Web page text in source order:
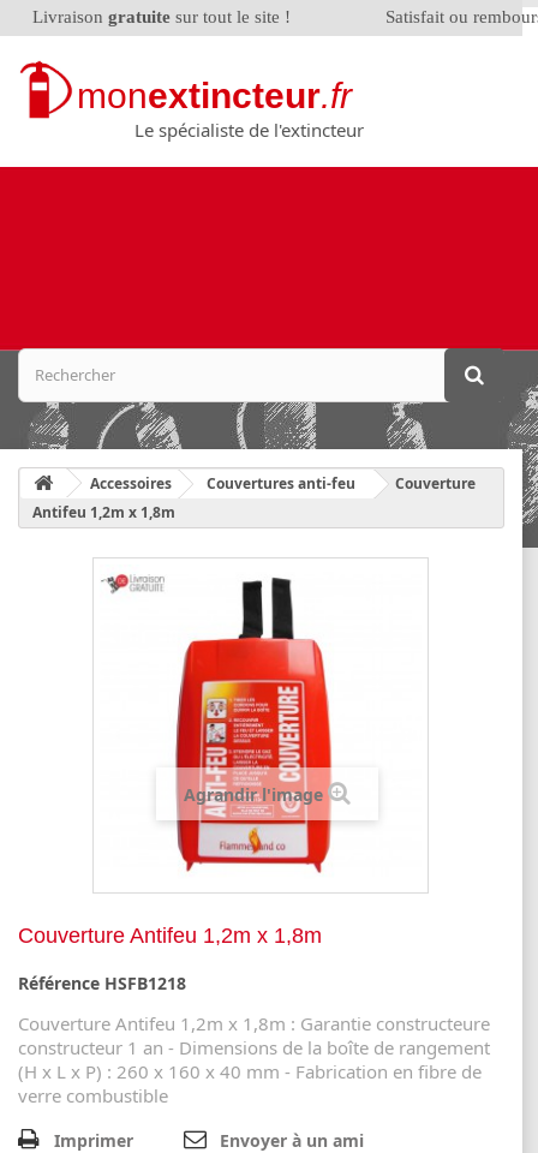
Livraison gratuite sur tout le site ! Satisfait ou
monextincteur.fr
Le spécialiste de l'extincteur
Accessoires Couvertures anti-feu
Couverture
Antifeu 1,2m x 1,8m
Agrandir l'image
Couverture Antifeu 1,2m x 1,8m
Référence HSFB1218
Couverture Antifeu 1,2m x 1,8m : Garantie constructeure
constructeur 1 an - Dimensions de la boîte de rangement
(H x L x P) : 260 x 160 x 40 mm - Fabrication en fibre de
verre combustible
Imprimer Envoyer à un ami